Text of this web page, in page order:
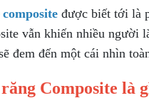
được biết tới là
vẫn khiến nhiều người
đem đến một cái nhìn
Composite là